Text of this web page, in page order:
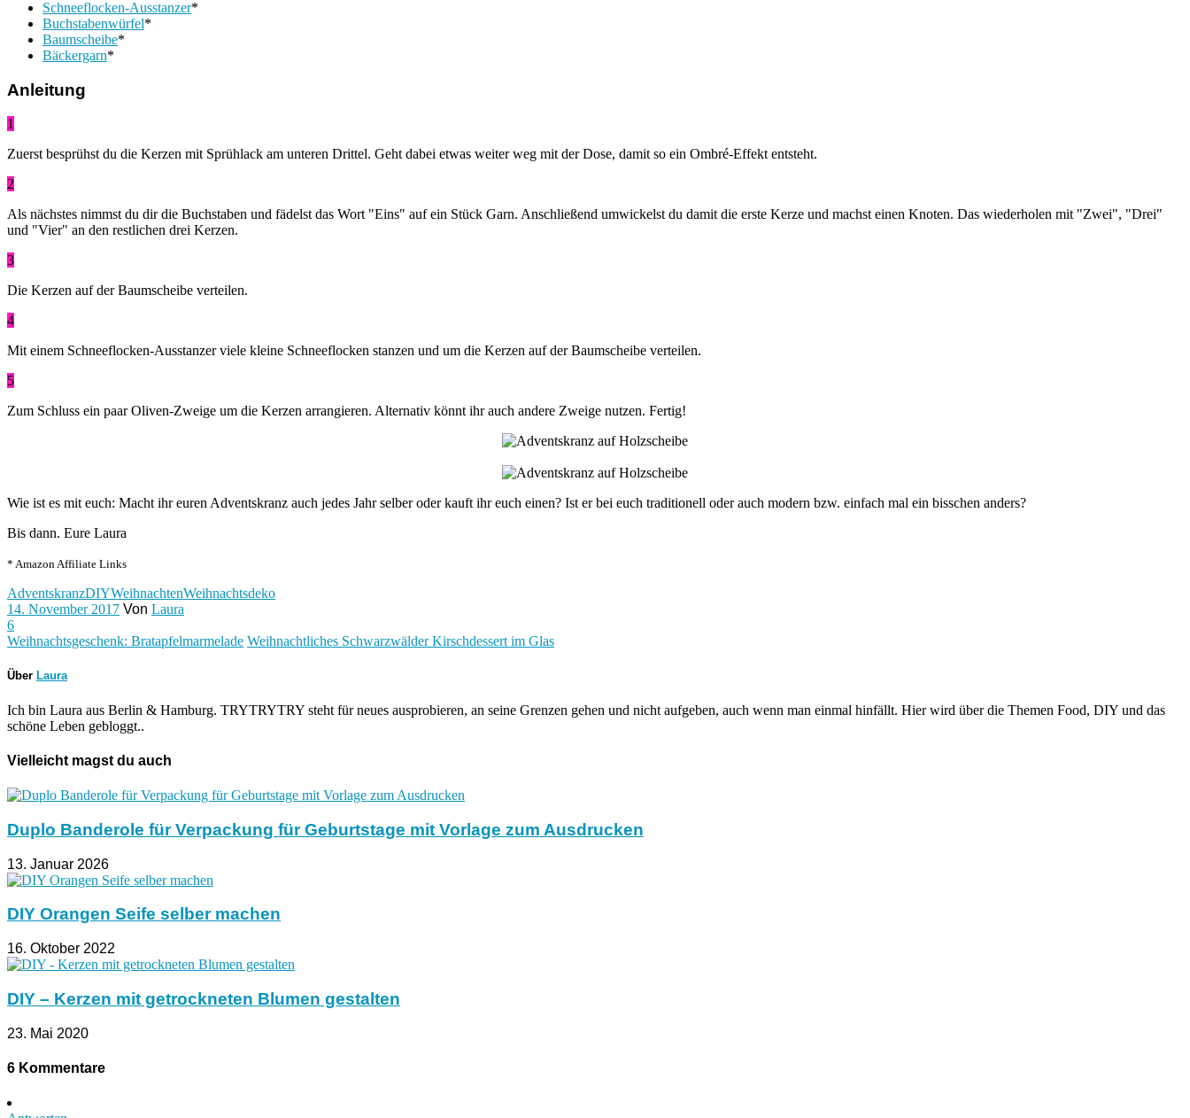
Schneeflocken-Ausstanzer*
Buchstabenwürfel*
Baumscheibe*
Bäckergarn*
Anleitung
1
Zuerst besprühst du die Kerzen mit Sprühlack am unteren Drittel. Geht dabei etwas weiter weg mit der Dose, damit so ein Ombré-Effekt entsteht.
2
Als nächstes nimmst du dir die Buchstaben und fädelst das Wort "Eins" auf ein Stück Garn. Anschließend umwickelst du damit die erste Kerze und machst einen Knoten. Das wiederholen mit "Zwei", "Drei"
und "Vier" an den restlichen drei Kerzen.
3
Die Kerzen auf der Baumscheibe verteilen.
4
Mit einem Schneeflocken-Ausstanzer viele kleine Schneeflocken stanzen und um die Kerzen auf der Baumscheibe verteilen.
5
Zum Schluss ein paar Oliven-Zweige um die Kerzen arrangieren. Alternativ könnt ihr auch andere Zweige nutzen. Fertig!
Wie ist es mit euch: Macht ihr euren Adventskranz auch jedes Jahr selber oder kauft ihr euch einen? Ist er bei euch traditionell oder auch modern bzw. einfach mal ein bisschen anders?
Bis dann. Eure Laura
* Amazon Affiliate Links
AdventskranzDIYWeihnachtenWeihnachtsdeko
14. November 2017 Von Laura
6
Weihnachtsgeschenk: Bratapfelmarmelade Weihnachtliches Schwarzwälder Kirschdessert im Glas
Über Laura
Ich bin Laura aus Berlin & Hamburg. TRYTRYTRY steht für neues ausprobieren, an seine Grenzen gehen und nicht aufgeben, auch wenn man einmal hinfällt. Hier wird über die Themen Food, DIY und das
schöne Leben gebloggt..
Vielleicht magst du auch
Duplo Banderole für Verpackung für Geburtstage mit Vorlage zum Ausdrucken
13. Januar 2026
DIY Orangen Seife selber machen
16. Oktober 2022
DIY – Kerzen mit getrockneten Blumen gestalten
23. Mai 2020
6 Kommentare